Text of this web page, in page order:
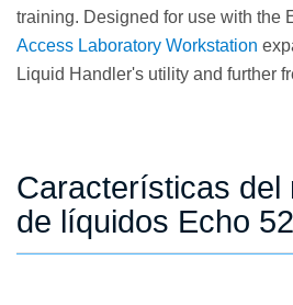
training. Designed for use with the
Access Laboratory Workstation
Liquid Handler's utility and further
Características del
de líquidos Echo